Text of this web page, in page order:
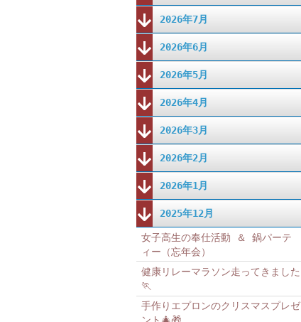
2026年7月
2026年6月
2026年5月
2026年4月
2026年3月
2026年2月
2026年1月
2025年12月
女子高生の奉仕活動 ＆ 鍋パーテ
ィー（忘年会）
健康リレーマラソン走ってきました
🏃
手作りエプロンのクリスマスプレゼ